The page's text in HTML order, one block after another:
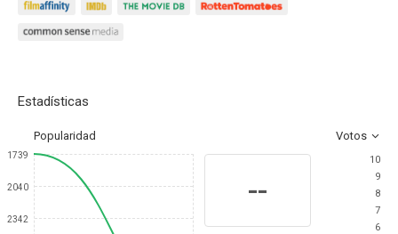
Estadísticas
Popularidad Votos
1739
2040
2342
--
10
9
8
7
6